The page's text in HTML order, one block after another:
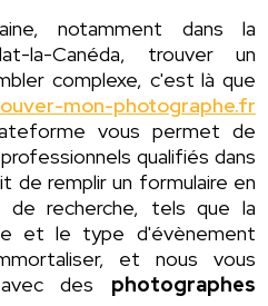
notamment dans la
la-Canéda, trouver un
complexe, c'est là que
mon-photographe.fr
vous permet de
qualifiés dans
de remplir un formulaire en
de recherche, tels que la
et le type d'évènement
et nous vous
des photographes